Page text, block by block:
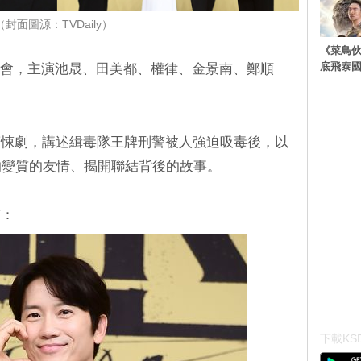
封面圖源：TVDaily）
，主演池晟、田美都、權律、金景南、鄭順
劇，講述緝毒隊王牌刑警被人強迫吸毒後，以
質的友情、揭開聯結背後的故事。
《菜鳥
底飛泰
下載